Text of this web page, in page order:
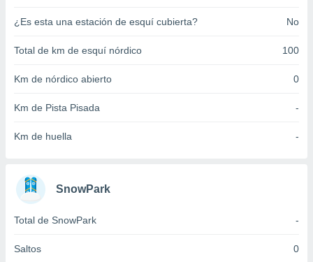
contenido
medir el
de la
el
¿Es esta una estación de esquí cubierta? No
Total de km de esquí nórdico 100
Km de nórdico abierto 0
Km de Pista Pisada -
Km de huella -
SnowPark
Total de SnowPark -
Saltos 0